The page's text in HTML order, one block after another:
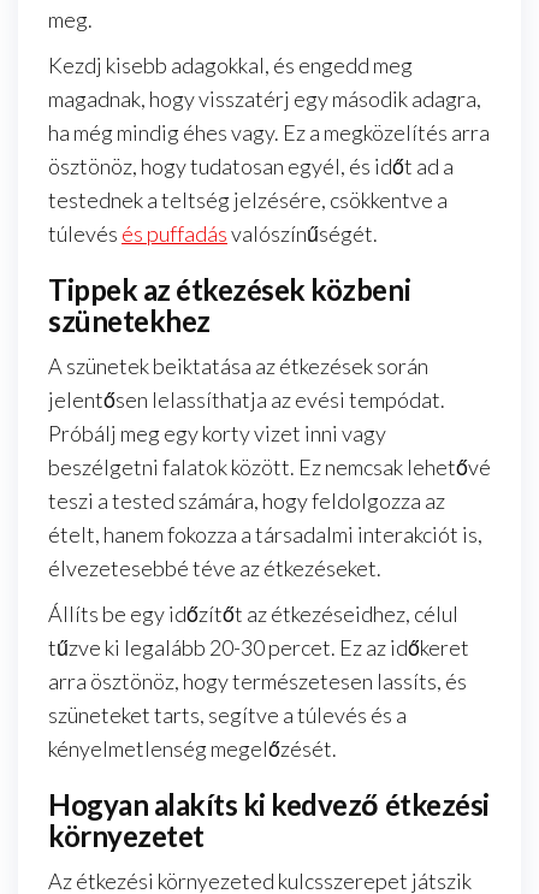
meg.
Kezdj kisebb adagokkal, és engedd meg
magadnak, hogy visszatérj egy második adagra,
ha még mindig éhes vagy. Ez a megközelítés arra
ösztönöz, hogy tudatosan egyél, és időt ad a
testednek a teltség jelzésére, csökkentve a
túlevés és puffadásvalószínűségét.
Tippek az étkezések közbeni
szünetekhez
A szünetek beiktatása az étkezések során
jelentősen lelassíthatja az evési tempódat.
Próbálj meg egy korty vizet inni vagy
beszélgetni falatok között. Ez nemcsak lehetővé
teszi a tested számára, hogy feldolgozza az
ételt, hanem fokozza a társadalmi interakciót is,
élvezetesebbé téve az étkezéseket.
Állíts be egy időzítőt az étkezéseidhez, célul
tűzve ki legalább 20-30 percet. Ez az időkeret
arra ösztönöz, hogy természetesen lassíts, és
szüneteket tarts, segítve a túlevés és a
kényelmetlenség megelőzését.
Hogyan alakíts ki kedvező étkezési
környezetet
Az étkezési környezeted kulcsszerepet játszik